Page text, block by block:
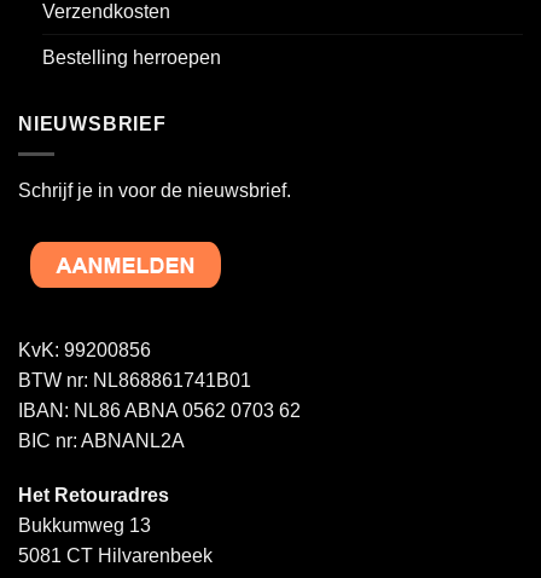
Verzendkosten
Bestelling herroepen
NIEUWSBRIEF
Schrijf je in voor de nieuwsbrief.
KvK: 99200856
BTW nr: NL868861741B01
IBAN: NL86 ABNA 0562 0703 62
BIC nr: ABNANL2A
Het Retouradres
Bukkumweg 13
5081 CT Hilvarenbeek